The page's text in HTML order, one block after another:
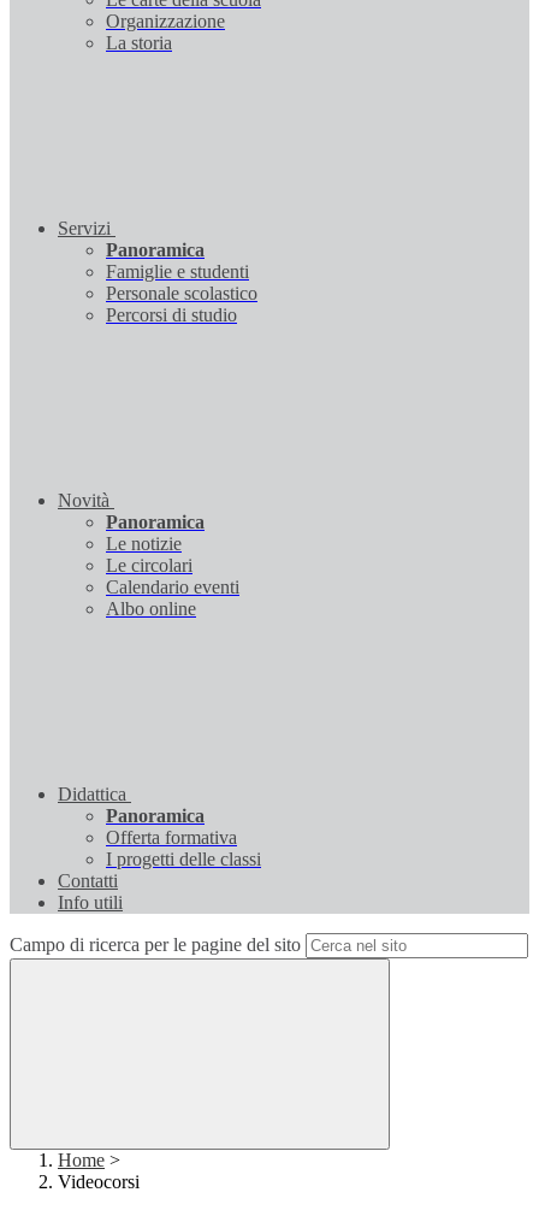
Organizzazione
La storia
Servizi
Panoramica
Famiglie e studenti
Personale scolastico
Percorsi di studio
Novità
Panoramica
Le notizie
Le circolari
Calendario eventi
Albo online
Didattica
Panoramica
Offerta formativa
I progetti delle classi
Contatti
Info utili
Campo di ricerca per le pagine del sito
Home >
Videocorsi